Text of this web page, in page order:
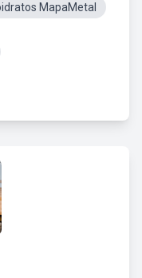
MapaMetal